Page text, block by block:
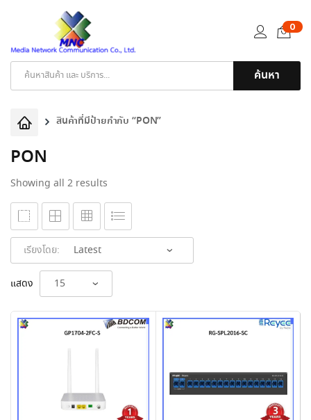
ค้นหา
0
สินค้าที่มีป้ายกำกับ “PON”
PON
Showing all 2 results
by
latest
เรียงโดย:
แสดง